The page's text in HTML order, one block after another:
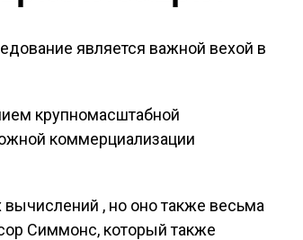
является важной вехой в
крупномасштабной
коммерциализации
, но оно также весьма
Симмонс, который также